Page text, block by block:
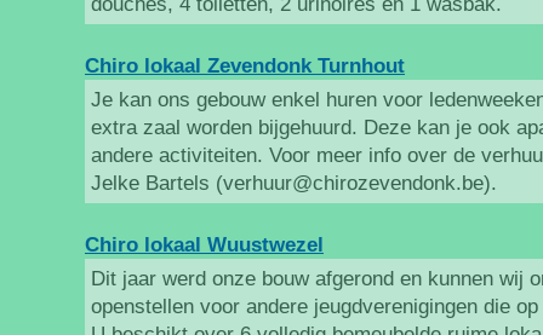
Chiro lokaal Zevendonk Turnhout
Je kan ons gebouw enkel huren voor
extra zaal worden bijgehuurd. Deze kan je ook
andere activiteiten. Voor meer info over de
Jelke Bartels (verhuur@chirozevendonk.be).
Chiro lokaal Wuustwezel
Dit jaar werd onze bouw afgerond en kunnen wij
openstellen voor andere jeugdverenigingen die